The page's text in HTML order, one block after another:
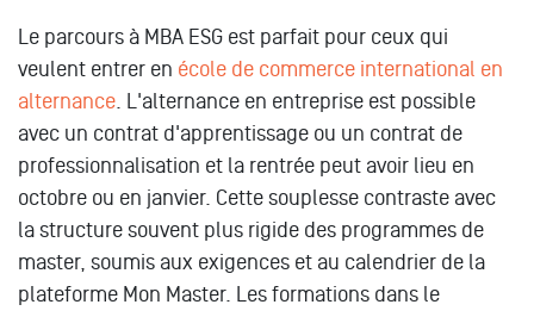
Le parcours à MBA ESG est parfait pour ceux qui
veulent entrer en école de commerce international en
alternance. L'alternance en entreprise est possible
avec un contrat d'apprentissage ou un contrat de
professionnalisation et la rentrée peut avoir lieu en
octobre ou en janvier. Cette souplesse contraste avec
la structure souvent plus rigide des programmes de
master, soumis aux exigences et au calendrier de la
plateforme Mon Master. Les formations dans le